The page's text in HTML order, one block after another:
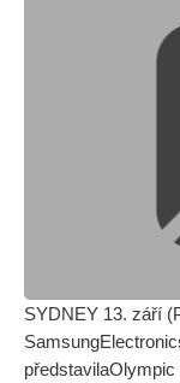
SYDNEY 13. září